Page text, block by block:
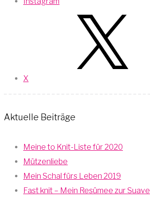
X
Aktuelle Beiträge
Meine to Knit-Liste für 2020
Mützenliebe
Mein Schal fürs Leben 2019
Fast knit – Mein Resümee zur Suave